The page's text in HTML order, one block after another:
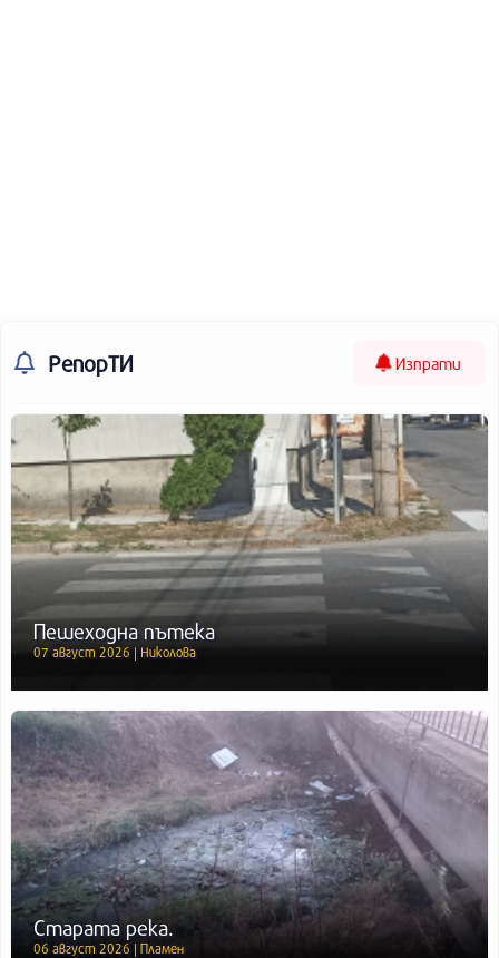
РепорТИ Изпрати
Пешеходна пътека
07 август 2026 | Николова
Старата река.
06 август 2026 | Пламен